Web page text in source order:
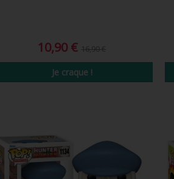
10,90 € 16,90 €
Je craque !